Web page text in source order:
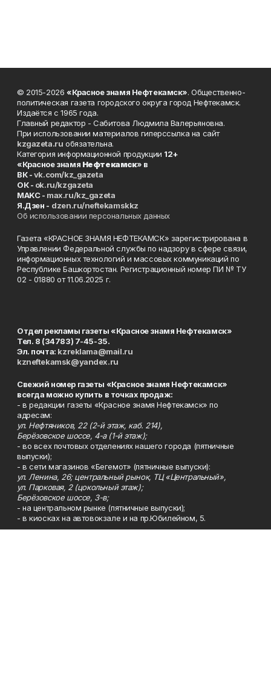
© 2015-2026 «Красное знамя Нефтекамск». Общественно-
политическая газета городского округа город Нефтекамск.
Издаётся с 1965 года.
Главный редактор - Сабитова Людмила Валерьяновна.
При использовании материалов гиперссылка на сайт
kzgazeta.ru обязательна.
Категория информационной продукции 12+
«Красное знамя Нефтекамск» в
ВК -vk.com/kz_gazeta
ОК - ok.ru/kzgazeta
MAKC - max.ru/kz_gazeta
Я.Дзен - dzen.ru/neftekamskkz
Об использовании персональных данных
Газета «КРАСНОЕ ЗНАМЯ НЕФТЕКАМСК» зарегистрирована в
Управлении Федеральной службы по надзору в сфере связи,
информационных технологий и массовых коммуникаций по
Республике Башкортостан. Регистрационный номер ПИ № ТУ
02 - 01880 от 11.06.2025 г.
Отдел рекламы газеты «Красное знамя Нефтекамск»
Тел. 8 (34783) 7-45-35.
Эл. почта: kzreklama@mail.ru
kzneftekamsk@yandex.ru
Свежий номер газеты «Красное знамя Нефтекамск»
всегда можно купить в точках продаж:
- в редакции газеты «Красное знамя Нефтекамск» по
адресам:
ул. Нефтяников, 22 (2-й этаж, каб. 214),
Берёзовское шоссе, 4-а (1-й этаж);
- во всех почтовых отделениях нашего города (пятничные
выпуски);
- в сети магазинов «Бегемот» (пятничные выпуски):
ул. Ленина, 26; центральный рынок, ТЦ «Центральный»,
ул. Парковая, 2 (цокольный этаж);
Берёзовское шоссе, 3-в;
- на центральном рынке (пятничные выпуски);
- в киосках на автовокзале и на пр.Юбилейном, 5.